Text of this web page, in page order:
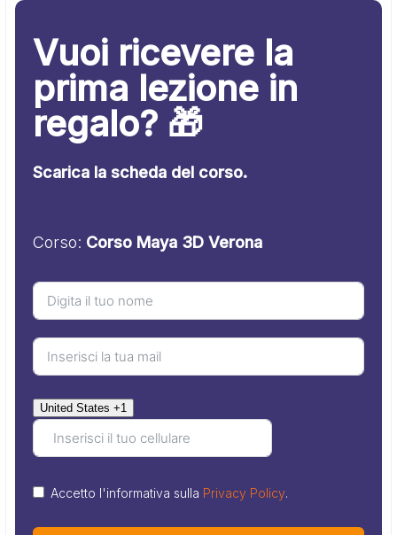
Vuoi ricevere la
prima lezione in
regalo? 🎁
Scarica la scheda del corso.
Corso: Corso Maya 3D Verona
United States +1
Accetto l'informativa sulla Privacy Policy.